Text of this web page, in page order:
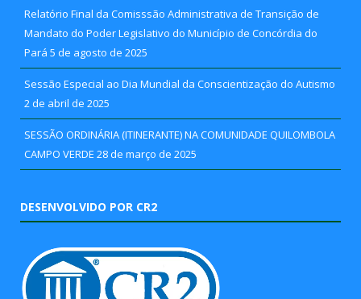
Relatório Final da Comisssão Administrativa de Transição de
Mandato do Poder Legislativo do Município de Concórdia do
Pará 5 de agosto de 2025
Sessão Especial ao Dia Mundial da Conscientização do Autismo
2 de abril de 2025
SESSÃO ORDINÁRIA (ITINERANTE) NA COMUNIDADE QUILOMBOLA
CAMPO VERDE 28 de março de 2025
DESENVOLVIDO POR CR2